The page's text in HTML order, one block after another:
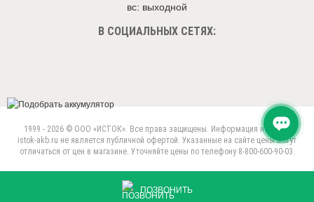
ПОЗВОНИТЬ
вс: выходной
В СОЦИАЛЬНЫХ СЕТЯХ:
1999 - 2026 © ООО «ИСТОК». Все права защищены. Информация на сайте
istok-akb.ru не является публичной офертой. Указанные на сайте цены могут
отличаться от цен в магазине. Уточняйте цены по телефону 8-800-600-90-03.
Продолжая использовать данный сайт, вы соглашаетесь с
cookie-файлов.